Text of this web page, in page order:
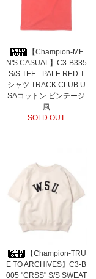
【Champion-ME
N'S CASUAL】C3-B335
S/S TEE - PALE RED T
シャツ TRACK CLUB U
SAコットン ビンテージ
風
SOLD OUT
【Champion-TRU
E TO ARCHIVES】C3-B
005 "CRSS" S/S SWEAT